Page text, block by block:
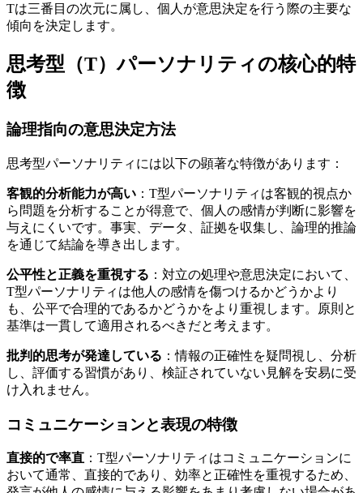
Tは三番目の次元に属し、個人が意思決定を行う際の主要な
傾向を決定します。
思考型（T）パーソナリティの核心的特
徴
論理指向の意思決定方法
思考型パーソナリティには以下の顕著な特徴があります：
客観的分析能力が高い ：T型パーソナリティは客観的視点か
ら問題を分析することが得意で、個人の感情が判断に影響を
与えにくいです。事実、データ、証拠を収集し、論理的推論
を通じて結論を導き出します。
公平性と正義を重視する ：対立の処理や意思決定において、
T型パーソナリティは他人の感情を傷つけるかどうかより
も、公平で合理的であるかどうかをより重視します。原則と
基準は一貫して適用されるべきだと考えます。
批判的思考が発達している ：情報の正確性を疑問視し、分析
し、評価する習慣があり、検証されていない見解を安易に受
け入れません。
コミュニケーションと表現の特徴
直接的で率直 ：T型パーソナリティはコミュニケーションに
おいて通常、直接的であり、効率と正確性を重視するため、